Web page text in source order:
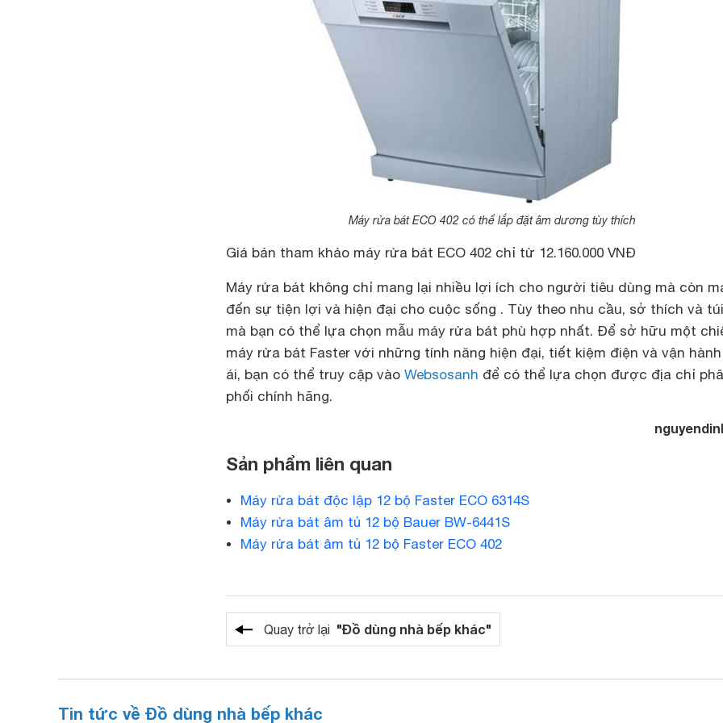
Máy rửa bát ECO 402 có thể lắp đặt âm dương tùy thích
Giá bán tham khảo máy rửa bát ECO 402 chỉ từ 12.160.000 VNĐ
Máy rửa bát không chỉ mang lại nhiều lợi ích cho người tiêu dùng mà còn
đến sự tiện lợi và hiện đại cho cuộc sống . Tùy theo nhu cầu, sở thích và
mà bạn có thể lựa chọn mẫu máy rửa bát phù hợp nhất. Để sở hữu một
máy rửa bát Faster với những tính năng hiện đại, tiết kiệm điện và vận hành
ái, bạn có thể truy cập vào Websosanh để có thể lựa chọn được địa chỉ
phối chính hãng.
Sản phẩm liên quan
Máy rửa bát độc lập 12 bộ Faster ECO 6314S
Máy rửa bát âm tủ 12 bộ Bauer BW-6441S
Máy rửa bát âm tủ 12 bộ Faster ECO 402
Quay trở lại "Đồ dùng nhà bếp khác"
Tin tức về Đồ dùng nhà bếp khác